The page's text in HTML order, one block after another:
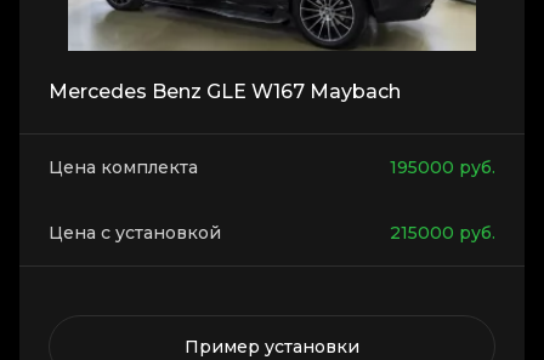
Mercedes Benz GLE W167 Maybach
Цена комплекта 195000 руб.
Цена с установкой 215000 руб.
Пример установки